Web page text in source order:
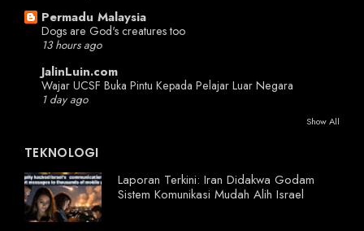
Permadu Malaysia
Dogs are God's creatures too
13 hours ago
JalinLuin.com
Wajar UCSF Buka Pintu Kepada Pelajar Luar Negara
1 day ago
Show All
TEKNOLOGI
Laporan Terkini: Iran Didakwa Godam
Sistem Komunikasi Mudah Alih Israel